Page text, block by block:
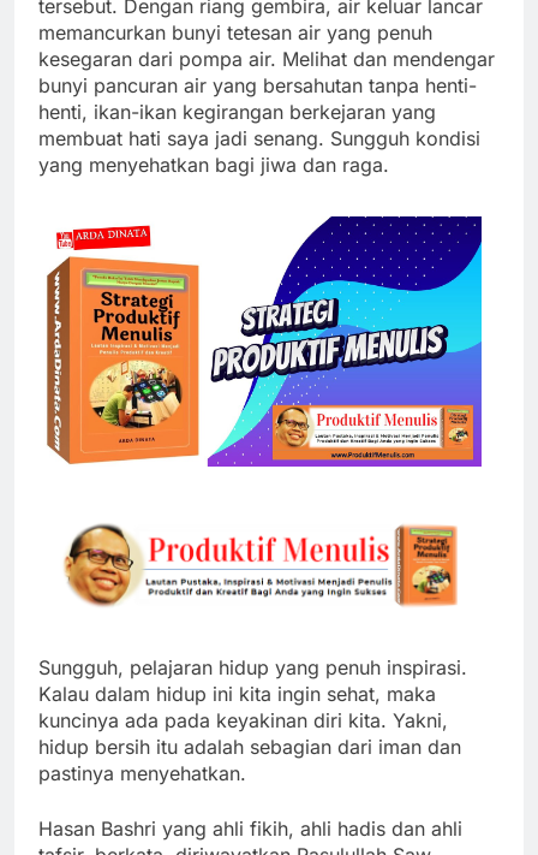
tersebut. Dengan riang gembira, air keluar lancar
memancurkan bunyi tetesan air yang penuh
kesegaran dari pompa air. Melihat dan mendengar
bunyi pancuran air yang bersahutan tanpa henti-
henti, ikan-ikan kegirangan berkejaran yang
membuat hati saya jadi senang. Sungguh kondisi
yang menyehatkan bagi jiwa dan raga.
Sungguh, pelajaran hidup yang penuh inspirasi.
Kalau dalam hidup ini kita ingin sehat, maka
kuncinya ada pada keyakinan diri kita. Yakni,
hidup bersih itu adalah sebagian dari iman dan
pastinya menyehatkan.
Hasan Bashri yang ahli fikih, ahli hadis dan ahli